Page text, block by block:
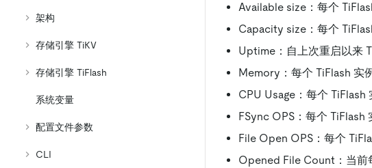
架构
存储引擎 TiKV
存储引擎 TiFlash
系统变量
配置文件参数
CLI
Available size：每个
Capacity size：每个
Uptime：自上次重启以来
Memory：每个 TiFlash 实
CPU Usage：每个 TiFlash
FSync OPS：每个 TiFlash
File Open OPS：每个
Opened File Count：当前